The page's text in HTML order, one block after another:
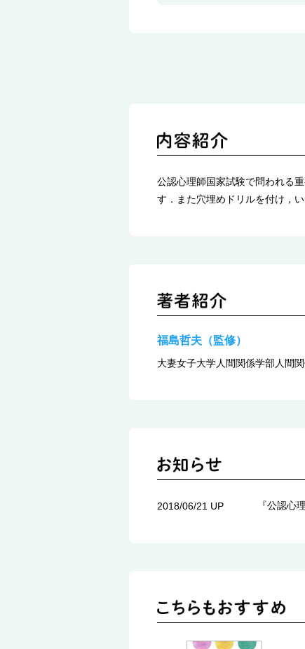
公認心理師国家試験で問われる
す．また穴埋めドリルを付け，
福島哲夫（監修）
大妻女子大学人間関係学部人間
2018/06/21 UP 『公認心